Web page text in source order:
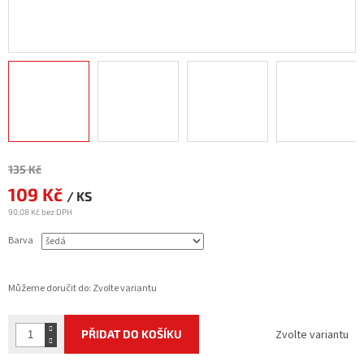
135 Kč
109 Kč / KS
90,08 Kč bez DPH
Měrná
Barva
Můžeme doručit do: Zvolte variantu
PŘIDAT DO KOŠÍKU Zvolte variantu